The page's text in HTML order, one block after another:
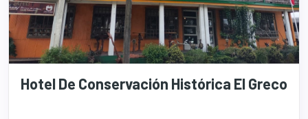
Hotel De Conservación Histórica El Greco